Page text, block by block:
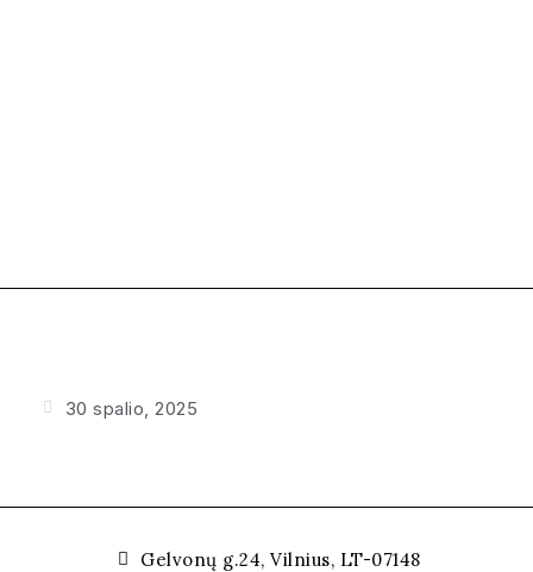
30 spalio, 2025
Gelvonų g.24, Vilnius, LT-07148